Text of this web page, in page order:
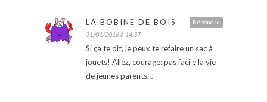
Répondre
LA BOBINE DE BOIS
31/01/2016 à 14:37
Si ça te dit, je peux te refaire un sac à
jouets! Allez, courage: pas facile la vie
de jeunes parents…